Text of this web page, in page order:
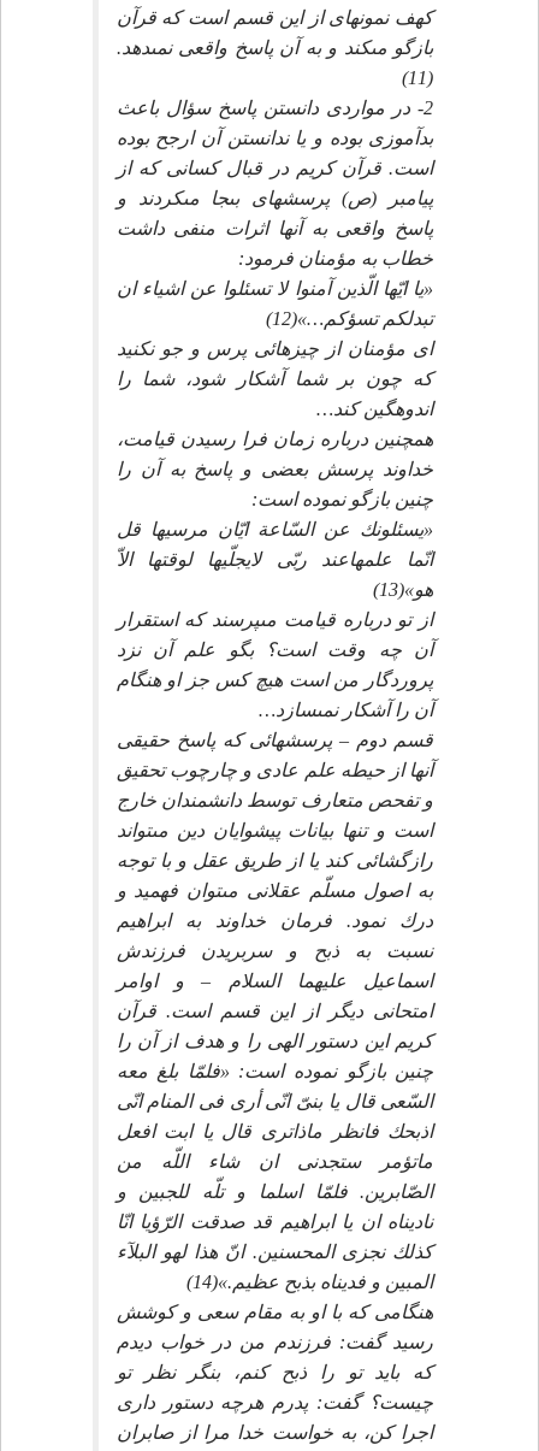
كهف نمونه‏اى از اين قسم است كه قرآن
بازگو مى‏كند و به آن پاسخ واقعى نمى‏دهد.
(11)
2- در مواردى دانستن پاسخ سؤال باعث
بدآموزى بوده و يا ندانستن آن ارجح بوده
است. قرآن كريم در قبال كسانى كه از
پيامبر (ص) پرسشهاى بى‏جا مى‏كردند و
پاسخ واقعى به آنها اثرات منفى داشت
خطاب به مؤمنان فرمود:
«يا ايّها الّذين آمنوا لا تسئلوا عن اشياء ان
تبدلكم تسؤكم…»(12)
اى مؤمنان از چيزهائى پرس و جو نكنيد
كه چون بر شما آشكار شود، شما را
اندوهگين كند…
همچنين درباره زمان فرا رسيدن قيامت،
خداوند پرسش بعضى و پاسخ به آن را
چنين بازگو نموده است:
«يسئلونك عن السّاعة ايّان مرسيها قل
انّما علمهاعند ربّى لايجلّيها لوقتها الاّ
هو»(13)
از تو درباره قيامت مى‏پرسند كه استقرار
آن چه وقت است؟ بگو علم آن نزد
پروردگار من است هيچ كس جز او هنگام
آن را آشكار نمى‏سازد…
قسم دوم – پرسشهائى كه پاسخ حقيقى
آنها از حيطه علم عادى و چارچوب تحقيق
و تفحص متعارف توسط دانشمندان خارج
است و تنها بيانات پيشوايان دين مى‏تواند
رازگشائى كند يا از طريق عقل و با توجه
به اصول مسلّم عقلانى مى‏توان فهميد و
درك نمود. فرمان خداوند به ابراهيم
نسبت به ذبح و سربريدن فرزندش
اسماعيل عليهما السلام – و اوامر
امتحانى ديگر از اين قسم است. قرآن
كريم اين دستور الهى را و هدف از آن را
چنين بازگو نموده است: «فلمّا بلغ معه
السّعى قال يا بنىّ انّى أرى فى المنام انّى
اذبحك فانظر ماذاترى قال يا ابت افعل
ماتؤمر ستجدنى ان شاء اللّه من
الصّابرين. فلمّا اسلما و تلّه للجبين و
ناديناه ان يا ابراهيم قد صدقت الرّؤيا انّا
كذلك نجزى المحسنين. انّ هذا لهو البلآء
المبين و فديناه بذبح عظيم.»(14)
هنگامى كه با او به مقام سعى و كوشش
رسيد گفت: فرزندم من در خواب ديدم
كه بايد تو را ذبح كنم، بنگر نظر تو
چيست؟ گفت: پدرم هرچه دستور دارى
اجرا كن، به خواست خدا مرا از صابران